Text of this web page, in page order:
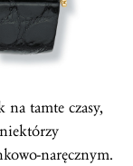
tamte czasy,
naręcznym.